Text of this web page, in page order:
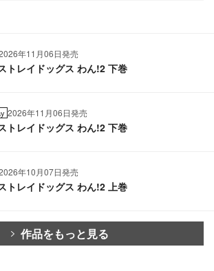
年11月06日発売
トレイドッグス わん!2 下巻
2026年11月06日発売
トレイドッグス わん!2 下巻
年10月07日発売
トレイドッグス わん!2 上巻
作品をもっと見る